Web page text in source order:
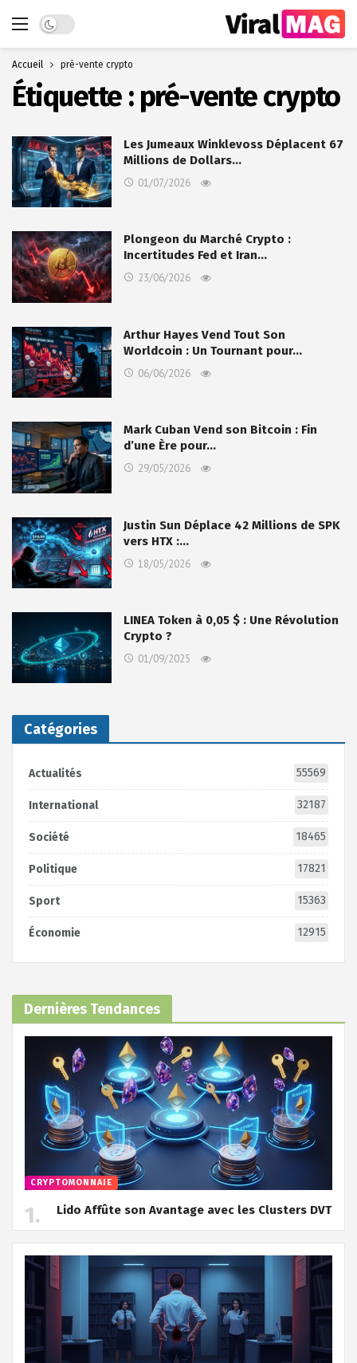
Dark mode
Accueil pré-vente crypto
Étiquette : pré-vente crypto
Les Jumeaux Winklevoss Déplacent 67
Millions de Dollars…
01/07/2026
Plongeon du Marché Crypto :
Incertitudes Fed et Iran…
23/06/2026
Arthur Hayes Vend Tout Son
Worldcoin : Un Tournant pour…
06/06/2026
Mark Cuban Vend son Bitcoin : Fin
d’une Ère pour…
29/05/2026
Justin Sun Déplace 42 Millions de SPK
vers HTX :…
18/05/2026
LINEA Token à 0,05 $ : Une Révolution
Crypto ?
01/09/2025
Catégories
Actualités 55569
International 32187
Société 18465
Politique 17821
Sport 15363
Économie 12915
Dernières Tendances
CRYPTOMONNAIE
Lido Affûte son Avantage avec les Clusters DVT